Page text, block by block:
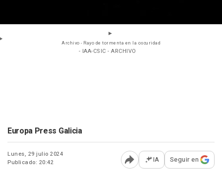
Archivo - Rayo de tormenta en la oscuridad
- IAA-CSIC - ARCHIVO
Europa Press Galicia
Lunes, 29 julio 2024
Publicado: 20:42
Abrir opciones para
IA Seguir en